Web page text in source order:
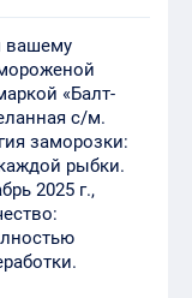
вашему
«Балт-
с/м.
заморозки:
каждой рыбки.
2025 г.,